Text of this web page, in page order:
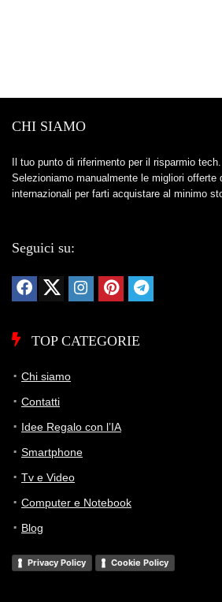
CHI SIAMO
Il tuo punto di riferimento per il risparmio tech.
Selezioniamo manualmente le migliori offerte
internazionali per farti acquistare al minimo
Seguici su:
TOP CATEGORIE
Chi siamo
Contatti
Idee Regalo con l’IA
Smartphone
Tv e Video
Computer e Notebook
Blog
Privacy Policy Cookie Policy